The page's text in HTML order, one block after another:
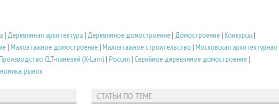
| Деревянная архитектура | Деревянное домостроение | Домостроение | Конкурсы |
| Малоэтажное домостроение | Малоэтажное строительство | Московская архитектурная
CLT-панелей (X-Lam)| Россия | Серийное деревянное домостроение |
рынок
СТАТЬИ ПО ТЕМЕ